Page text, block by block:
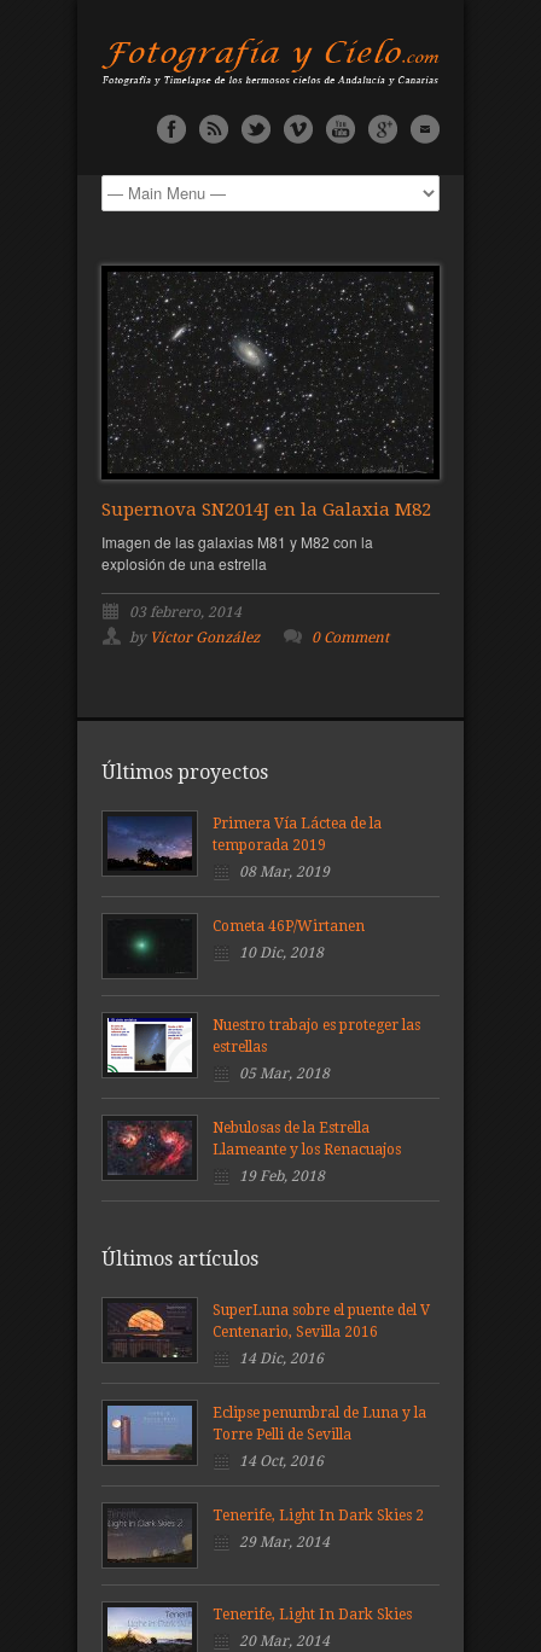
Supernova SN2014J en la Galaxia M82
Imagen de las galaxias M81 y M82 con la
explosión de una estrella
03 febrero, 2014
by Víctor González 0 Comment
Últimos proyectos
Primera Vía Láctea de la
temporada 2019
08 Mar, 2019
Cometa 46P/Wirtanen
10 Dic, 2018
Nuestro trabajo es proteger las
estrellas
05 Mar, 2018
Nebulosas de la Estrella
Llameante y los Renacuajos
19 Feb, 2018
Últimos artículos
SuperLuna sobre el puente del V
Centenario, Sevilla 2016
14 Dic, 2016
Eclipse penumbral de Luna y la
Torre Pelli de Sevilla
14 Oct, 2016
Tenerife, Light In Dark Skies 2
29 Mar, 2014
Tenerife, Light In Dark Skies
20 Mar, 2014